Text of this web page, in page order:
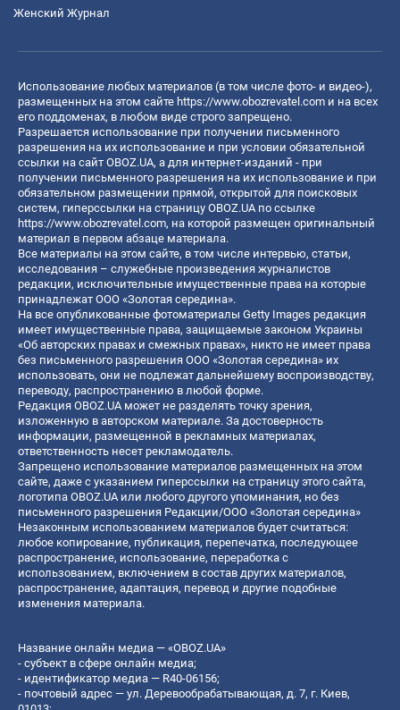
Женский Журнал
Использование любых материалов (в том числе фото- и видео-),
размещенных на этом сайте https://www.obozrevatel.com и на всех
его поддоменах, в любом виде строго запрещено.
Разрешается использование при получении письменного
разрешения на их использование и при условии обязательной
ссылки на сайт OBOZ.UA, а для интернет-изданий - при
получении письменного разрешения на их использование и при
обязательном размещении прямой, открытой для поисковых
систем, гиперссылки на страницу OBOZ.UA по ссылке
https://www.obozrevatel.com, на которой размещен оригинальный
материал в первом абзаце материала.
Все материалы на этом сайте, в том числе интервью, статьи,
исследования – служебные произведения журналистов
редакции, исключительные имущественные права на которые
принадлежат ООО «Золотая середина».
На все опубликованные фотоматериалы Getty Images редакция
имеет имущественные права, защищаемые законом Украины
«Об авторских правах и смежных правах», никто не имеет права
без письменного разрешения ООО «Золотая середина» их
использовать, они не подлежат дальнейшему воспроизводству,
переводу, распространению в любой форме.
Редакция OBOZ.UA может не разделять точку зрения,
изложенную в авторском материале. За достоверность
информации, размещенной в рекламных материалах,
ответственность несет рекламодатель.
Запрещено использование материалов размещенных на этом
сайте, даже с указанием гиперссылки на страницу этого сайта,
логотипа OBOZ.UA или любого другого упоминания, но без
письменного разрешения Редакции/ООО «Золотая середина»
Незаконным использованием материалов будет считаться:
любое копирование, публикация, перепечатка, последующее
распространение, использование, переработка с
использованием, включением в состав других материалов,
распространение, адаптация, перевод и другие подобные
изменения материала.
Название онлайн медиа — «OBOZ.UA»
- субъект в сфере онлайн медиа;
- идентификатор медиа — R40-06156;
- почтовый адрес — ул. Деревообрабатывающая, д. 7, г. Киев,